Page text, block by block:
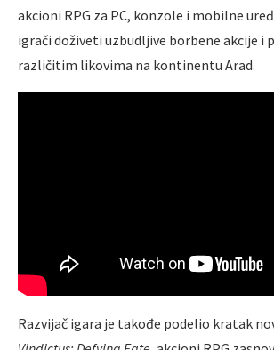
akcioni RPG za PC, konzole i mobilne
igrači doživeti uzbudljive borbene akcije i
različitim likovima na kontinentu Arad.
Razvijač igara je takođe podelio kratak